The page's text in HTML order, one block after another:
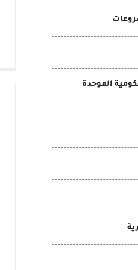
الموحدة